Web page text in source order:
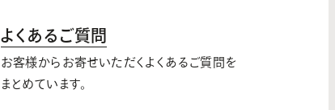
よくあるご質問
お客様からお寄せいただくよくあるご質問を
まとめています。